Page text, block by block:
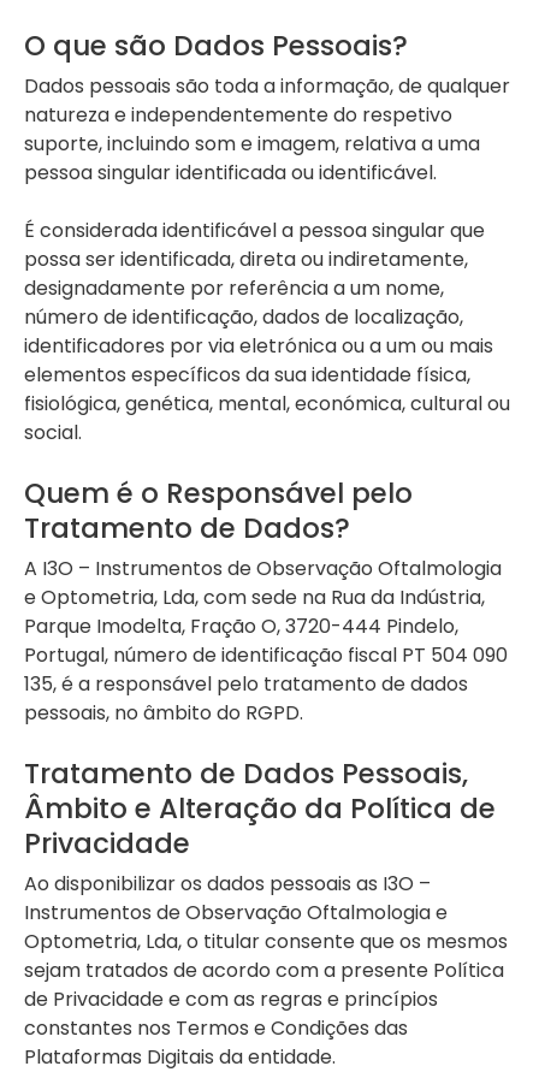
O que são Dados Pessoais?
Dados pessoais são toda a informação, de qualquer
natureza e independentemente do respetivo
suporte, incluindo som e imagem, relativa a uma
pessoa singular identificada ou identificável.
É considerada identificável a pessoa singular que
possa ser identificada, direta ou indiretamente,
designadamente por referência a um nome,
número de identificação, dados de localização,
identificadores por via eletrónica ou a um ou mais
elementos específicos da sua identidade física,
fisiológica, genética, mental, económica, cultural ou
social.
Quem é o Responsável pelo
Tratamento de Dados?
A I3O – Instrumentos de Observação Oftalmologia
e Optometria, Lda, com sede na Rua da Indústria,
Parque Imodelta, Fração O, 3720-444 Pindelo,
Portugal, número de identificação fiscal PT 504 090
135, é a responsável pelo tratamento de dados
pessoais, no âmbito do RGPD.
Tratamento de Dados Pessoais,
Âmbito e Alteração da Política de
Privacidade
Ao disponibilizar os dados pessoais as I3O –
Instrumentos de Observação Oftalmologia e
Optometria, Lda, o titular consente que os mesmos
sejam tratados de acordo com a presente Política
de Privacidade e com as regras e princípios
constantes nos Termos e Condições das
Plataformas Digitais da entidade.